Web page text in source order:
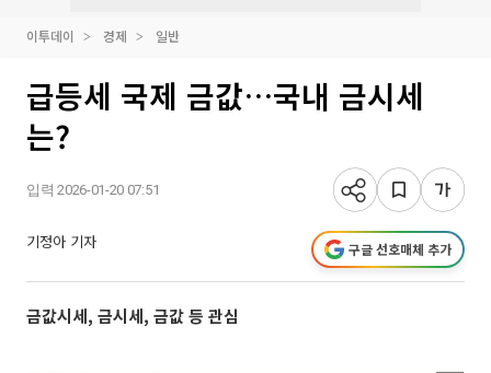
이투데이 경제 일반
급등세 국제 금값…국내 금시세
는?
입력 2026-01-20 07:51
기정아 기자 구글 선호매체 추가
금값시세, 금시세, 금값 등 관심